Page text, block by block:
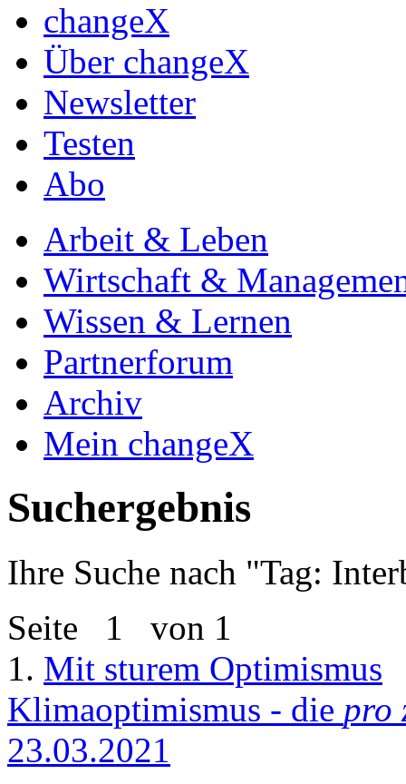
changeX
Über changeX
Newsletter
Testen
Abo
Arbeit & Leben
Wirtschaft &
Wissen & Lernen
Partnerforum
Archiv
Mein changeX
Suchergebnis
Ihre Suche nach "Tag:
Seite 1 von 1
1. Mit sturem Optimismus
Klimaoptimismus - die pro
23.03.2021